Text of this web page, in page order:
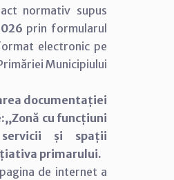
normativ supus
prin formularul
electronic pe
Municipiului
documentației
cu funcțiuni
și spații
primarului.
de internet a